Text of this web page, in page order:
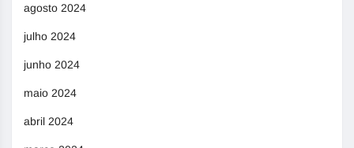
agosto 2024
julho 2024
junho 2024
maio 2024
abril 2024